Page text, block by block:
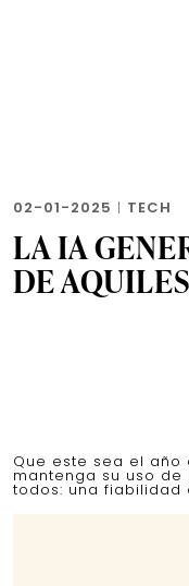
02-01-2025 | TECH
LA IA
DE
Que este sea el
mantenga su uso
todos: una fiabilidad